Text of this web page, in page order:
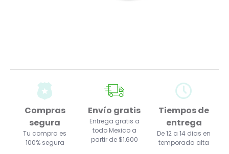
Compras
segura
Tu compra es
100% segura
Envío gratis
Entrega gratis a
todo Mexico a
partir de $1,600
Tiempos de
entrega
De 12 a 14 dias en
temporada alta